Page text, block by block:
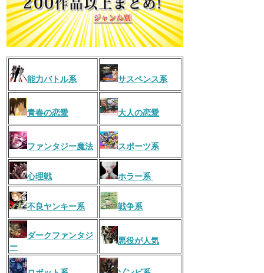
能力バトル系 サスペンス系
青春の恋愛 大人の恋愛
ファンタジー魔法 スポーツ系
心理戦 ホラー系
不良ヤンキー系 戦争系
ダークファンタジ
ー
悪役が人気